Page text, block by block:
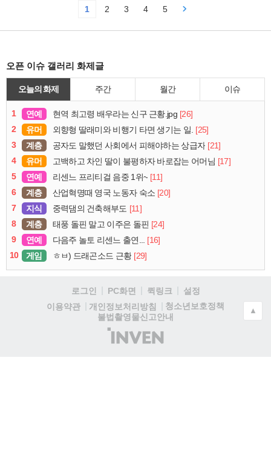
1 2 3 4 5
오픈 이슈 갤러리 화제글
오늘의 화제 주간 월간 이슈
1 연예 현역 최고령 배우라는 신구 근황.jpg [26]
2
유머 외향형 딸래미와 비행기 타면 생기는 일. [25]
3
계층 공자도 말했던 사회에서 피해야하는 상급자 [21]
4
유머 고백하고 차인 딸이 불평하자 바로잡는 어머님 [17]
5
연예 리센느 프리티걸 음중 1위~ [11]
6
계층 산업혁명때 영국 노동자 숙소 [20]
7
지식 중력댐의 건축해부도 [11]
8
계층 태풍 돌핀 말고 이주은 돌핀 [24]
9
연예 다음주 놀토 리센느 출연...
[16]
10
게임 ㅎㅂ) 드래곤소드 근황 [29]
로그인 PC화면 퀵링크
설정
이용약관
개인정보처리방침
청소년보호정책
불법촬영물신고안내
(주)
인
▲